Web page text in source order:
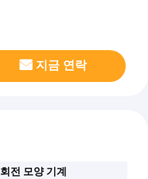
지금 연락
회전 모양 기계